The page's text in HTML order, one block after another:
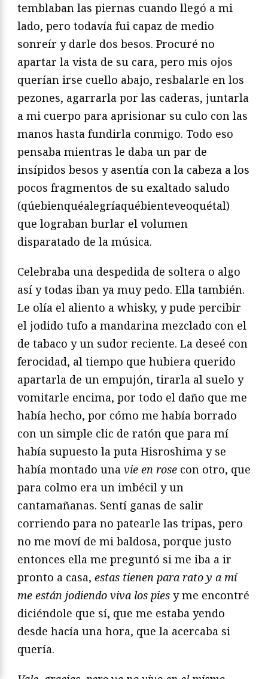
temblaban las piernas cuando llegó a mi
lado, pero todavía fui capaz de medio
sonreír y darle dos besos. Procuré no
apartar la vista de su cara, pero mis ojos
querían irse cuello abajo, resbalarle en los
pezones, agarrarla por las caderas, juntarla
a mi cuerpo para aprisionar su culo con las
manos hasta fundirla conmigo. Todo eso
pensaba mientras le daba un par de
insípidos besos y asentía con la cabeza a los
pocos fragmentos de su exaltado saludo
(qúebienquéalegríaquébienteveoquétal)
que lograban burlar el volumen
disparatado de la música.
Celebraba una despedida de soltera o algo
así y todas iban ya muy pedo. Ella también.
Le olía el aliento a whisky, y pude percibir
el jodido tufo a mandarina mezclado con el
de tabaco y un sudor reciente. La deseé con
ferocidad, al tiempo que hubiera querido
apartarla de un empujón, tirarla al suelo y
vomitarle encima, por todo el daño que me
había hecho, por cómo me había borrado
con un simple clic de ratón que para mí
había supuesto la puta Hisroshima y se
había montado una vie en rose con otro, que
para colmo era un imbécil y un
cantamañanas. Sentí ganas de salir
corriendo para no patearle las tripas, pero
no me moví de mi baldosa, porque justo
entonces ella me preguntó si me iba a ir
pronto a casa, estas tienen para rato y a mí
me están jodiendo viva los pies y me encontré
diciéndole que sí, que me estaba yendo
desde hacía una hora, que la acercaba si
quería.